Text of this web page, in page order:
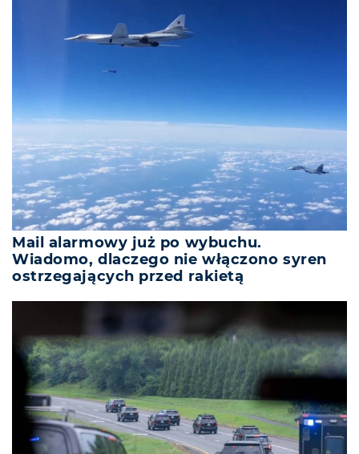
Mail alarmowy już po wybuchu.
Wiadomo, dlaczego nie włączono syren
ostrzegających przed rakietą